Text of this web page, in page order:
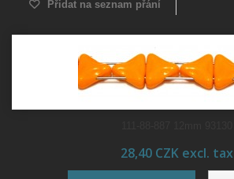
Přidat na seznam přání
28,40 CZK excl. tax